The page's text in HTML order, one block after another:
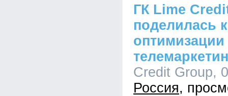
ГК Lime
поделилась
оптимизации
Credit Group,
Россия